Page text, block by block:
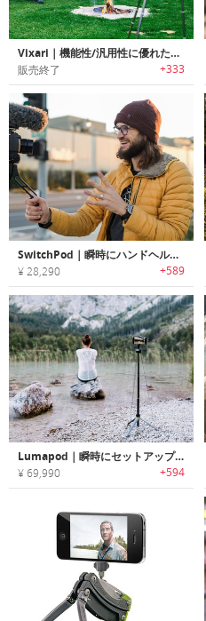
Vixari｜機能性/汎用性に優れたポータブルトライポッド「ヴィクサリー」
販売終了 +333
SwitchPod｜瞬時にハンドヘルド/トライポッドに変身する折りたたみ三脚「スイッチポッド」
¥ 28,290 +589
Lumapod｜瞬時にセットアップ可能なポータブルトライポッド「ルマポッド」
¥ 69,990 +594